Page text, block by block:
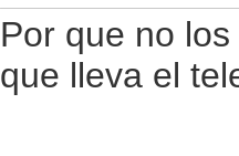
Por que no
que lleva el